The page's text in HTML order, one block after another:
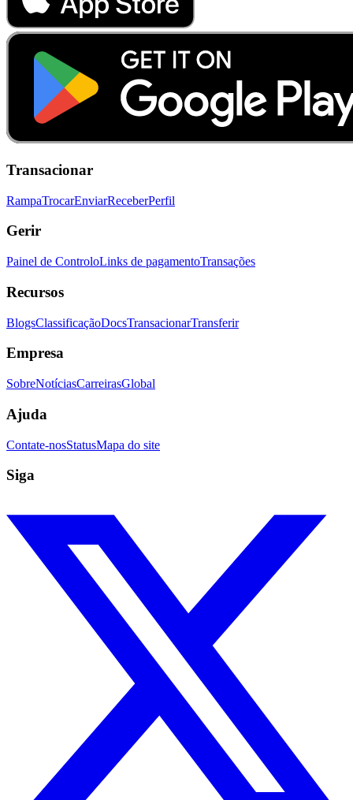
Transacionar
RampaTrocarEnviarReceberPerfil
Gerir
Painel de ControloLinks de pagamentoTransações
Recursos
BlogsClassificaçãoDocsTransacionarTransferir
Empresa
SobreNotíciasCarreirasGlobal
Ajuda
Contate-nosStatusMapa do site
Siga